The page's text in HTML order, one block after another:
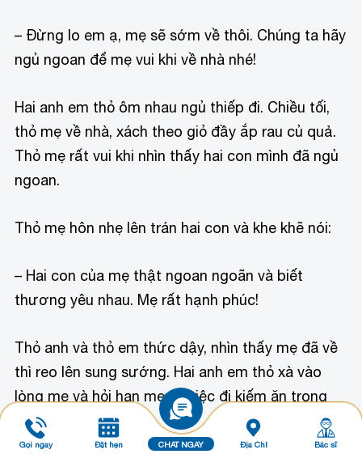
– Đừng lo em ạ, mẹ sẽ sớm về thôi. Chúng ta hãy
ngủ ngoan để mẹ vui khi về nhà nhé!
Hai anh em thỏ ôm nhau ngủ thiếp đi. Chiều tối,
thỏ mẹ về nhà, xách theo giỏ đầy ắp rau củ quả.
Thỏ mẹ rất vui khi nhìn thấy hai con mình đã ngủ
ngoan.
Thỏ mẹ hôn nhẹ lên trán hai con và khe khẽ nói:
– Hai con của mẹ thật ngoan ngoãn và biết
thương yêu nhau. Mẹ rất hạnh phúc!
Thỏ anh và thỏ em thức dậy, nhìn thấy mẹ đã về
thì reo lên sung sướng. Hai anh em thỏ xà vào
lòng mẹ và hỏi han mẹ về việc đi kiếm ăn trong
ngày.
Gọi ngay Đặt hẹn CHAT NGAY Địa Chỉ Bác sĩ